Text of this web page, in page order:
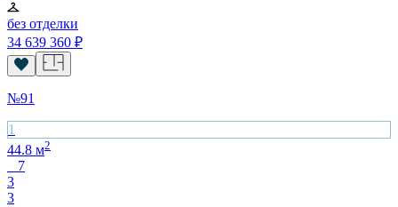
без отделки
34 639 360 ₽
№91
1
44.8 м2
7
3
3